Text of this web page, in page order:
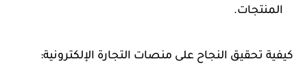
المنتجات.
كيفية تحقيق النجاح على منصات التجارة الإلكترونية: